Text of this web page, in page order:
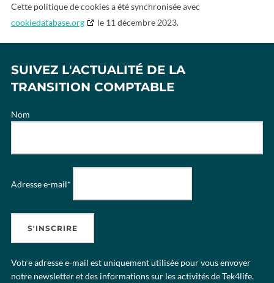
Cette politique de cookies a été synchronisée avec
cookiedatabase.org
le 11 décembre 2023.
SUIVEZ L'ACTUALITÉ DE LA
TRANSITION COMPTABLE
Nom
Adresse e-mail*
Votre adresse e-mail est uniquement utilisée pour vous envoyer
notre newsletter et des informations sur les activités de Tek4life.